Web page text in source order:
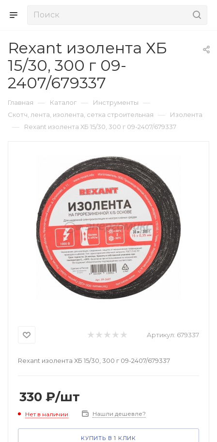
Rexant изолента ХБ
15/30, 300 г 09-
2407/679337
Главная — Каталог — Инструменты —
Скотч, лента, изолента, сетка строительная — Изолента
— Rexant изолента ХБ 15/30, 300 г 09-2407/679337
Артикул: 679337
Rexant изолента ХБ 15/30, 300 г 09-2407/679337
330 ₽/шт
Нет в наличии Нашли дешевле?
КУПИТЬ В 1 КЛИК